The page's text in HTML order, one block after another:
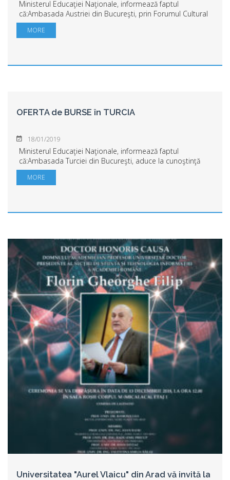
Ministerul Educaţiei Naţionale, informează faptul
că:Ambasada Austriei din Bucureşti, prin Forumul Cultural
Austriac, aduce la cunoştinţă oferta de burse a
Ministerului Federal al Educaţiei, Ştiinţei ...
MORE
OFERTA de BURSE în TURCIA
18/01/2019
Ministerul Educaţiei Naţionale, informează faptul
că:Ambasada Turciei din Bucureşti, aduce la cunoştinţă
oferta de burse a Republicii Turcia pentru anul universitar
2019-2020.Aplicaţiile se transmit î...
MORE
Universitatea "Aurel Vlaicu" din Arad vă invită la